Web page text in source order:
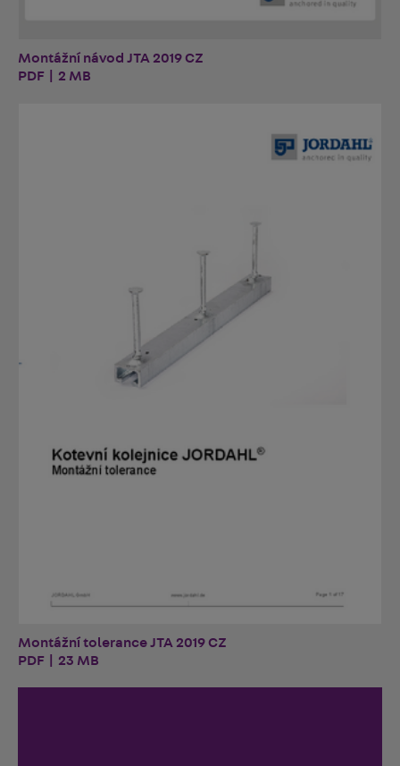
Montážní návod JTA 2019 CZ
PDF | 2 MB
Montážní tolerance JTA 2019 CZ
PDF | 23 MB